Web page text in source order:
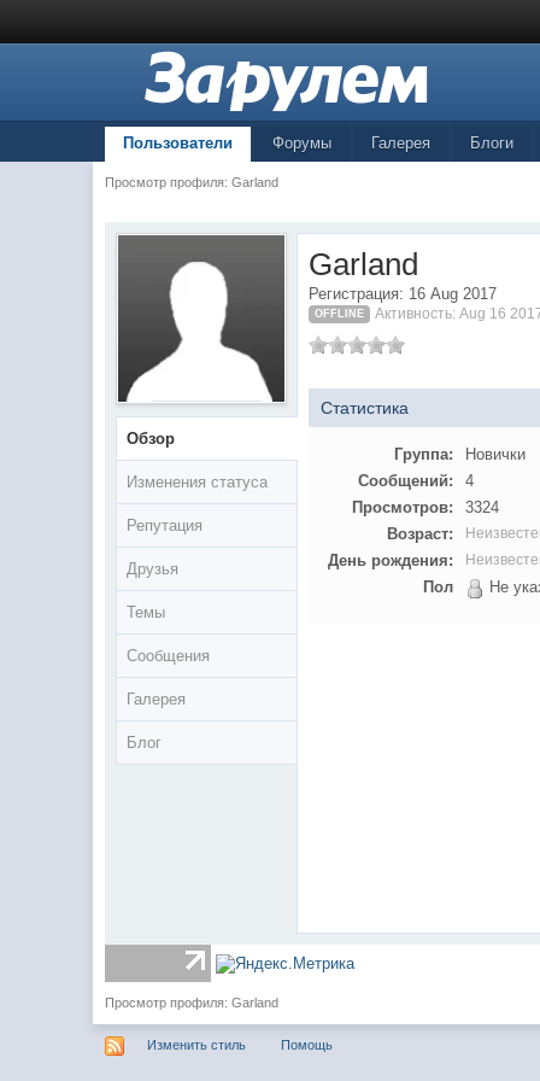
Пользователи Форумы Галерея Блоги
Просмотр профиля: Garland
Обзор
Изменения статуса
Репутация
Друзья
Темы
Сообщения
Галерея
Блог
Garland
Регистрация: 16 Aug 2017
OFFLINE Активность: Aug 16
Статистика
Группа:
Новички
Сообщений:
4
Просмотров:
3324
Возраст:
День рождения:
Пол Не
Просмотр профиля: Garland
Изменить стиль Помощь